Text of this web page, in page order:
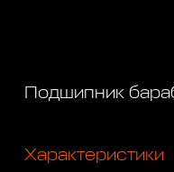
Подшипник
Характеристики